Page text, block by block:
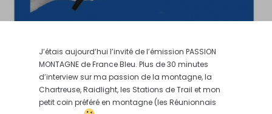
J’étais aujourd’hui l’invité de l’émission PASSION
MONTAGNE de France Bleu. Plus de 30 minutes
d’interview sur ma passion de la montagne, la
Chartreuse, Raidlight, les Stations de Trail et mon
petit coin préféré en montagne (les Réunionnais